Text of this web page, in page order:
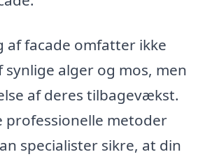
af facade omfatter ikke
alger og mos, men
af deres tilbagevækst.
professionelle metoder
specialister sikre, at din